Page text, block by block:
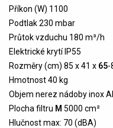
Příkon (W) 1100
Podtlak 230 mbar
Průtok vzduchu 180 m³/h
Elektrické krytí IP55
Rozměry (cm) 85 x 41 x 65-
Hmotnost 40 kg
Objem nerez nádoby inox
Plocha filtru M 5000 cm²
Hlučnost max: 70 (dBA)